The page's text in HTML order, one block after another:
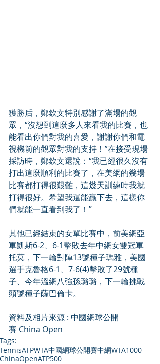
獲勝后，鄭欽文特別感謝了滿場的觀
眾，“沒想到這麼多人來看我的比賽，也
能看出你們對我的喜愛，謝謝你們和電
視機前的觀眾對我的支持！”在接受現場
採訪時，鄭欽文還說：“我已經很久沒有
打出這麼順利的比賽了，在美網的幾場
比賽都打得很艱難，這幾天訓練時我就
打得很好。希望我還能贏下去，這樣你
們就能一直看到我了！”
其他已經結束的女單比賽中，前美網亞
軍凱斯6-2、6-1擊敗去年中網女雙冠軍
托莫，下一輪對陣13號種子瑪雅，美國
選手克魯格6-1、7-6(4)擊敗了29號種
子、今年溫網八強孫璐璐，下一輪挑戰
頭號種子薩巴倫卡。
資料及相片來源 : 中國網球公開
賽 China Open
Tags:
TennisATPWTA中國網球公開賽中網WTA1000
ChinaOpenATP500